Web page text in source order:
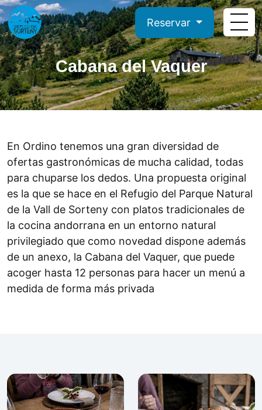
Reservar
Cabana del Vaquer
En Ordino tenemos una gran diversidad de
ofertas gastronómicas de mucha calidad, todas
para chuparse los dedos. Una propuesta original
es la que se hace en el Refugio del Parque Natural
de la Vall de Sorteny con platos tradicionales de
la cocina andorrana en un entorno natural
privilegiado que como novedad dispone además
de un anexo, la Cabana del Vaquer, que puede
acoger hasta 12 personas para hacer un menú a
medida de forma más privada